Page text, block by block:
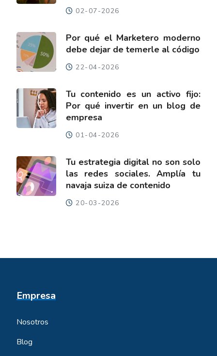
02-07-2026
Por qué el Marketero moderno
debe dejar de temerle al código
22-04-2026
Tu contenido es un activo fijo:
Por qué invertir en un blog de
empresa
01-04-2026
Tu estrategia digital no son solo
las redes sociales. Amplía tu
navaja suiza de contenido
20-03-2026
Empresa
Nosotros
Blog